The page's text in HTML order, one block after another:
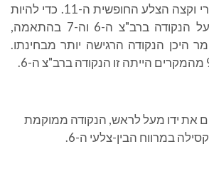
מרכז הקפל האקסילרי וקצה הצלע החופשית ה-11. כדי להיות
משוכנע, יש ללחוץ על הנקודה ברב"צ ה-6 וה-7 בהתאמה,
היכן הנקודה הרגישה יותר מבחינתו.
את ידו מעל לראש, הנקודה ממוקמת
במרווח הבין-צלעי ה-6.